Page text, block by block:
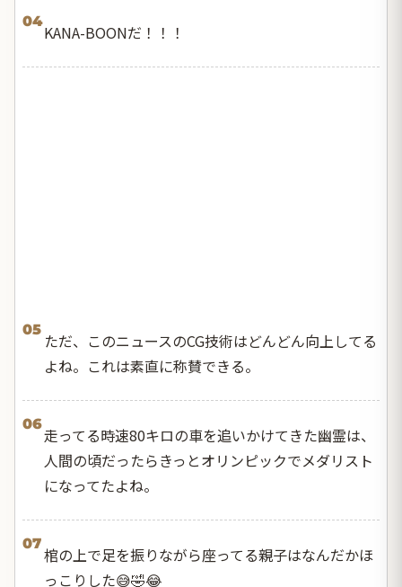
04
KANA-BOONだ！！！
05
ただ、このニュースのCG技術はどんどん向上してる
よね。これは素直に称賛できる。
06
走ってる時速80キロの車を追いかけてきた幽霊は、
人間の頃だったらきっとオリンピックでメダリスト
になってたよね。
07
棺の上で足を振りながら座ってる親子はなんだかほ
っこりした😅🤣😂